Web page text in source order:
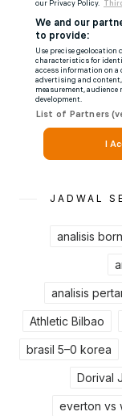
JADWAL
analisis
analisis
Athletic Bilbao
brasil 5–0 korea
Dorival
everton vs